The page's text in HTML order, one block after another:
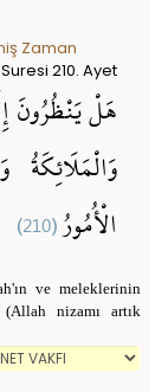
Zaman
210. Ayet
هَلْ يَنْظُرُونَ
الْأُمُورُ(210)
ve meleklerinin
nizamı artık